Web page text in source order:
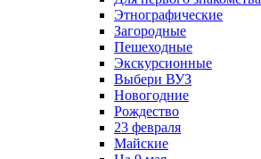
Этнографические
Загородные
Пешеходные
Экскурсионные
Выбери ВУЗ
Новогодние
Рождество
23 февраля
Майские